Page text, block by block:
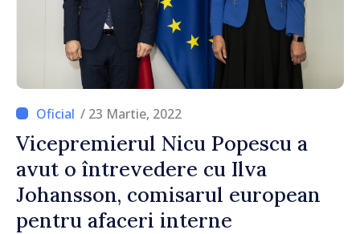
/ 23 Martie, 2022
Vicepremierul Nicu Popescu a
avut o întrevedere cu Ilva
Johansson, comisarul european
pentru afaceri interne